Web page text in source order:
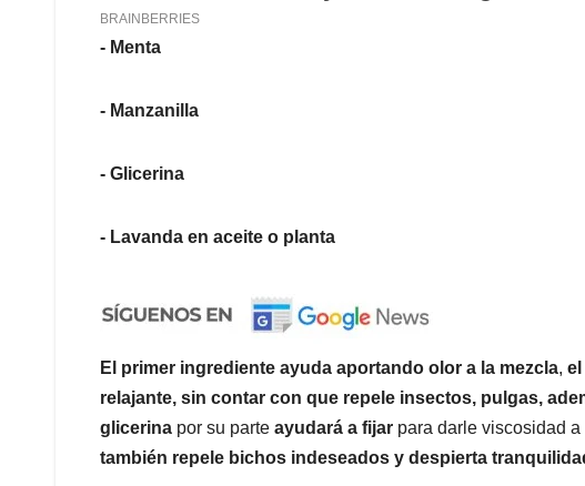
- Menta
- Manzanilla
- Glicerina
- Lavanda en aceite o planta
El primer ingrediente ayuda aportando olor a la mezcla, el
relajante, sin contar con que repele insectos, pulgas,
glicerina por su parte ayudará a fijar para darle viscosidad
también repele bichos indeseados y despierta